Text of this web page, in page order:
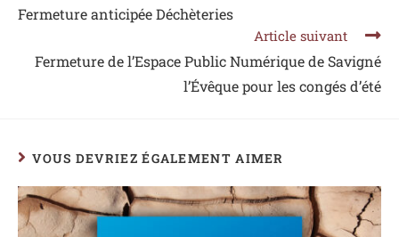
Fermeture anticipée Déchèteries
Article suivant
Fermeture de l’Espace Public Numérique de Savigné
l’Évêque pour les congés d’été
VOUS DEVRIEZ ÉGALEMENT AIMER